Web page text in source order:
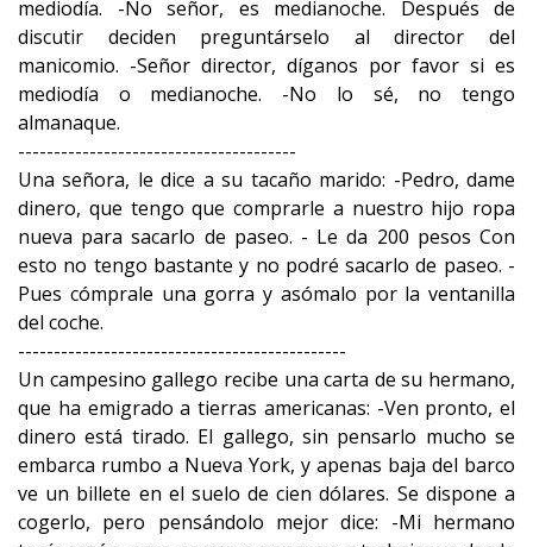
mediodía. -No señor, es medianoche. Después de
discutir deciden preguntárselo al director del
manicomio. -Señor director, díganos por favor si es
mediodía o medianoche. -No lo sé, no tengo
almanaque.
---------------------------------------
Una señora, le dice a su tacaño marido: -Pedro, dame
dinero, que tengo que comprarle a nuestro hijo ropa
nueva para sacarlo de paseo. - Le da 200 pesos Con
esto no tengo bastante y no podré sacarlo de paseo. -
Pues cómprale una gorra y asómalo por la ventanilla
del coche.
----------------------------------------------
Un campesino gallego recibe una carta de su hermano,
que ha emigrado a tierras americanas: -Ven pronto, el
dinero está tirado. El gallego, sin pensarlo mucho se
embarca rumbo a Nueva York, y apenas baja del barco
ve un billete en el suelo de cien dólares. Se dispone a
cogerlo, pero pensándolo mejor dice: -Mi hermano